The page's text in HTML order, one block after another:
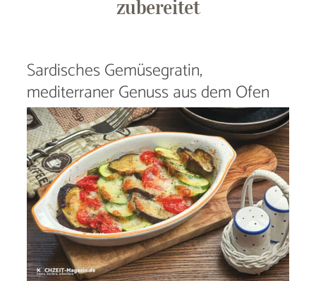
zubereitet
Sardisches Gemüsegratin,
mediterraner Genuss aus dem Ofen